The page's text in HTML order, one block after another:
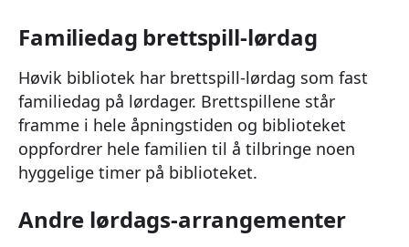
Familiedag brettspill-lørdag
Høvik bibliotek har brettspill-lørdag som fast
familiedag på lørdager. Brettspillene står
framme i hele åpningstiden og biblioteket
oppfordrer hele familien til å tilbringe noen
hyggelige timer på biblioteket.
Andre lørdags-arrangementer